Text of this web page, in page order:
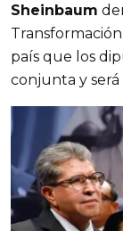
Sheinbaum
país que los
conjunta y será